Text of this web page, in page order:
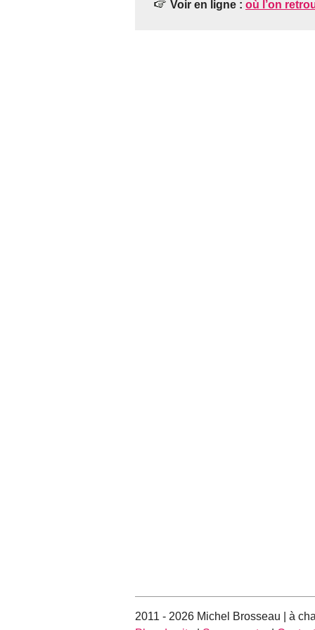
Voir en ligne : où l’on
2011 - 2026 Michel Brosseau | à